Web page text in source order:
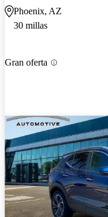
Phoenix, AZ
30 millas
Gran oferta